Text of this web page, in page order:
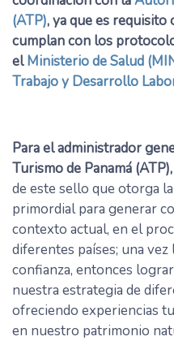
(ATP), ya que es
cumplan con los
elMinisterio de Salud
Trabajo y Desarrollo
Para el administrador
Turismo de Panamá
de este sello que otorga
primordial para generar
contexto actual, en el
diferentes países; una
confianza, entonces
nuestra estrategia de
ofreciendo experiencias
en nuestro patrimonio